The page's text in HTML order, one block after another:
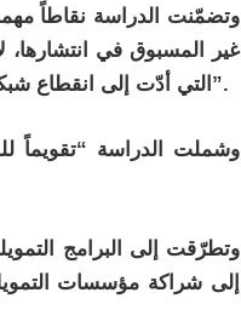
وتضمّنت الدراسة نقاطاً
غير المسبوق في انتشارها،
التي أدّت إلى انقطاع شبكة الكهرباء العامة عن معظم المدن، إضافة إلى أزمات المشتقات النفطية”.
وشملت الدراسة “تقويماً
وتطرّقت إلى البرامج
إلى شراكة مؤسسات